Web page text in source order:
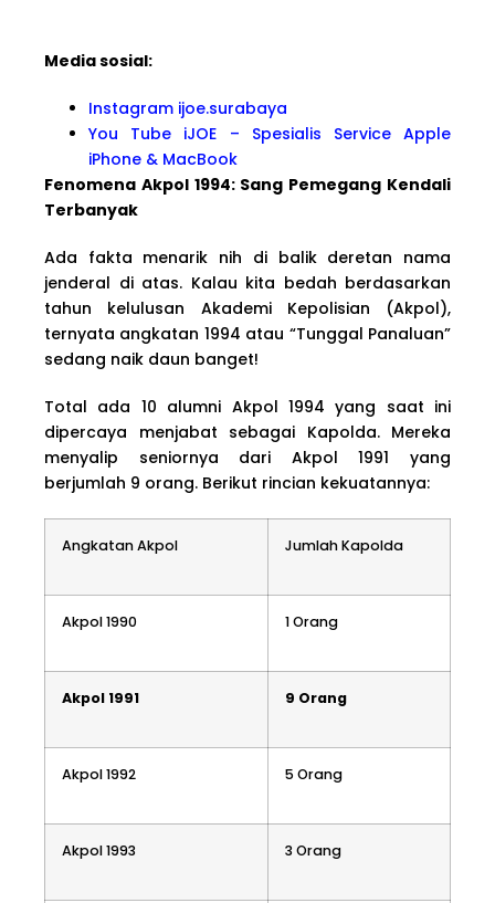
Media sosial:
Instagram ijoe.surabaya
You Tube iJOE – Spesialis Service Apple
iPhone & MacBook
Fenomena Akpol 1994: Sang Pemegang Kendali
Terbanyak
Ada fakta menarik nih di balik deretan nama
jenderal di atas. Kalau kita bedah berdasarkan
tahun kelulusan Akademi Kepolisian (Akpol),
ternyata angkatan 1994 atau “Tunggal Panaluan”
sedang naik daun banget!
Total ada 10 alumni Akpol 1994 yang saat ini
dipercaya menjabat sebagai Kapolda. Mereka
menyalip seniornya dari Akpol 1991 yang
berjumlah 9 orang. Berikut rincian kekuatannya:
Angkatan Akpol Jumlah Kapolda
Akpol 1990 1 Orang
Akpol 1991 9 Orang
Akpol 1992 5 Orang
Akpol 1993 3 Orang